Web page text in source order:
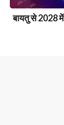
बायतु से 2028 में